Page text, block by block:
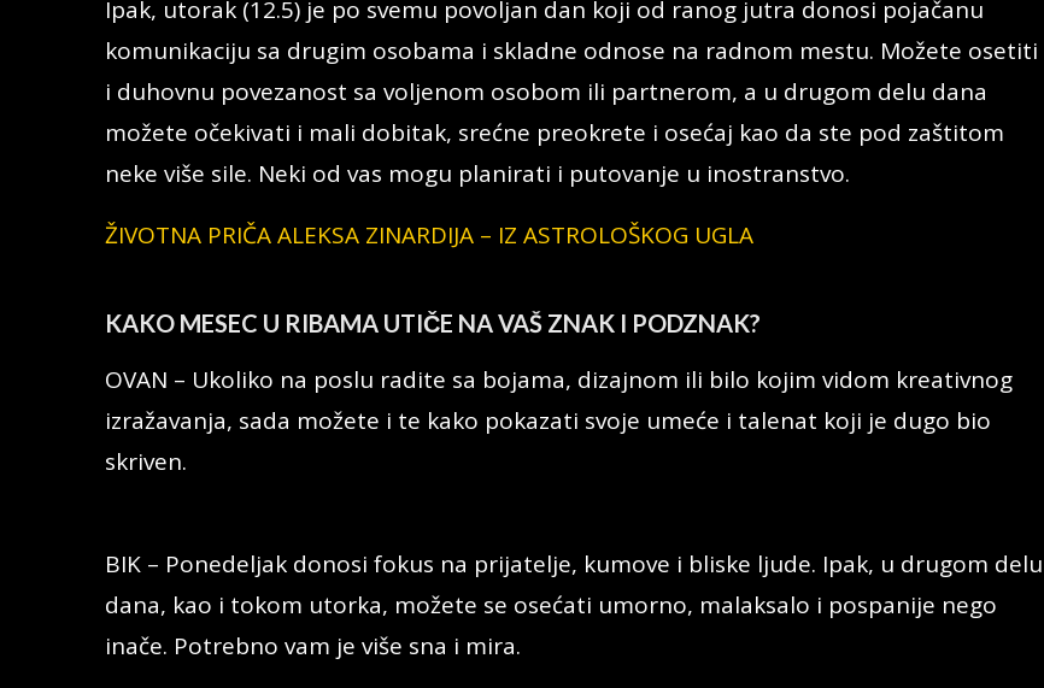
Ipak, utorak (12.5) je po svemu povoljan dan koji od ranog jutra donosi pojačanu
komunikaciju sa drugim osobama i skladne odnose na radnom mestu. Možete osetiti
i duhovnu povezanost sa voljenom osobom ili partnerom, a u drugom delu dana
možete očekivati i mali dobitak, srećne preokrete i osećaj kao da ste pod zaštitom
neke više sile. Neki od vas mogu planirati i putovanje u inostranstvo.
ŽIVOTNA PRIČA ALEKSA ZINARDIJA – IZ ASTROLOŠKOG UGLA
KAKO MESEC U RIBAMA UTIČE NA VAŠ ZNAK I PODZNAK?
OVAN – Ukoliko na poslu radite sa bojama, dizajnom ili bilo kojim vidom kreativnog
izražavanja, sada možete i te kako pokazati svoje umeće i talenat koji je dugo bio
skriven.
BIK – Ponedeljak donosi fokus na prijatelje, kumove i bliske ljude. Ipak, u drugom delu
dana, kao i tokom utorka, možete se osećati umorno, malaksalo i pospanije nego
inače. Potrebno vam je više sna i mira.